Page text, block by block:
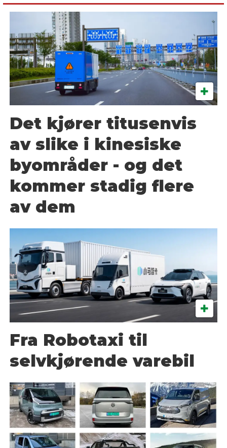
Det kjører titusenvis
av slike i kinesiske
byområder - og det
kommer stadig flere
av dem
Fra Robotaxi til
selvkjørende varebil